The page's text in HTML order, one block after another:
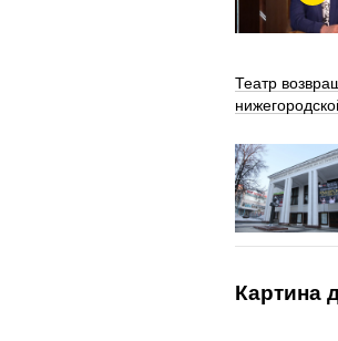
Театр
Картина